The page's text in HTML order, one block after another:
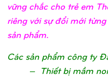
vững chắc cho trẻ em
riêng với sự đổi mới
sản phẩm.
Các sản phẩm công ty
– Thiết bị mầm